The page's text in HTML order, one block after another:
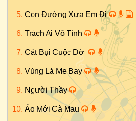
Con Đường Xưa Em Đi
Trách Ai Vô Tình
Cát Bụi Cuộc Đời
Vùng Lá Me Bay
Người Thầy
Áo Mới Cà Mau